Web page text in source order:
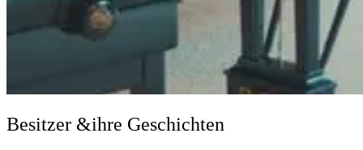
Besitzer &ihre Geschichten